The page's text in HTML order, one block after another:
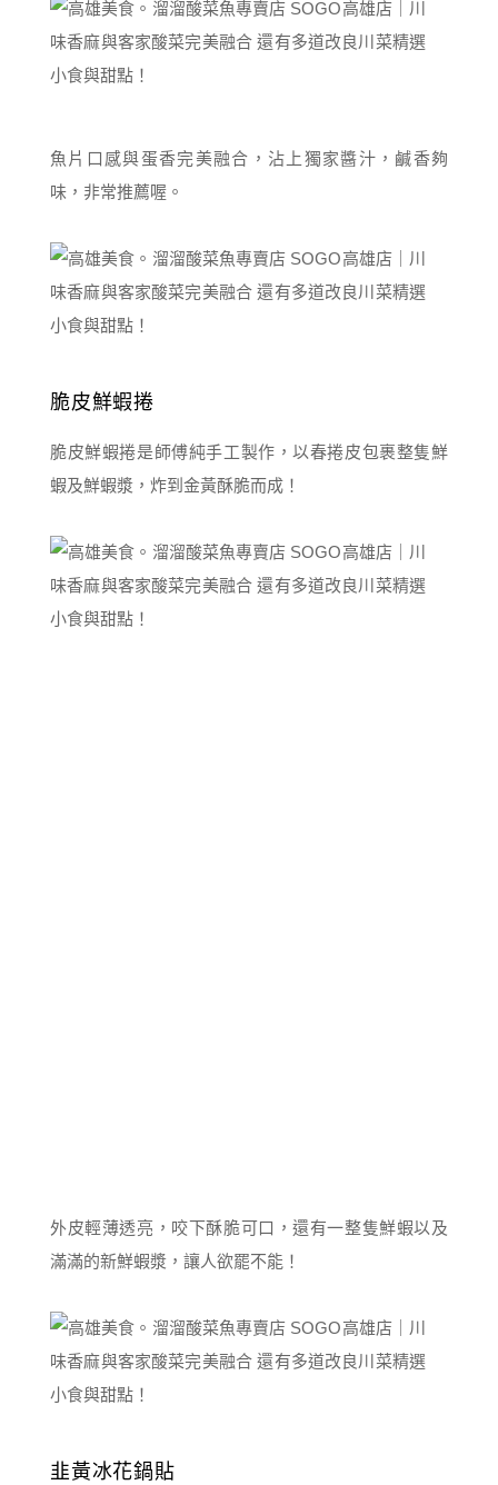
魚片口感與蛋香完美融合，沾上獨家醬汁，鹹香夠
味，非常推薦喔。
脆皮鮮蝦捲
脆皮鮮蝦捲是師傅純手工製作，以春捲皮包裹整隻鮮
蝦及鮮蝦漿，炸到金黃酥脆而成！
外皮輕薄透亮，咬下酥脆可口，還有一整隻鮮蝦以及
滿滿的新鮮蝦漿，讓人欲罷不能！
韭黃冰花鍋貼